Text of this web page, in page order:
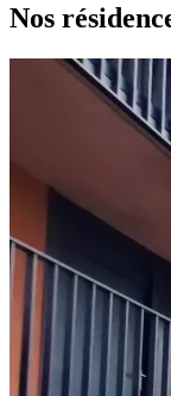
Nos